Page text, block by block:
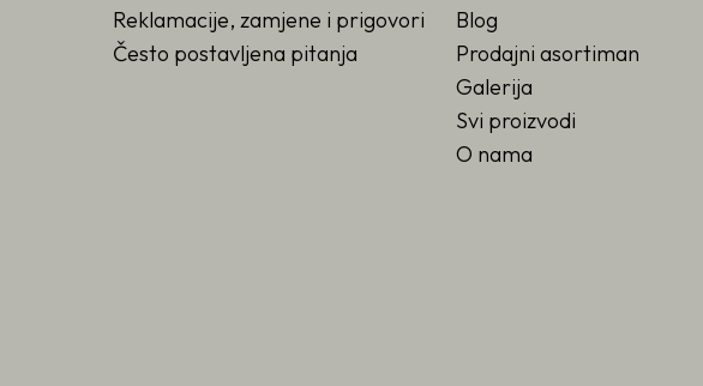
Reklamacije, zamjene i prigovori
Često postavljena pitanja
Blog
Prodajni asortiman
Galerija
Svi proizvodi
O nama